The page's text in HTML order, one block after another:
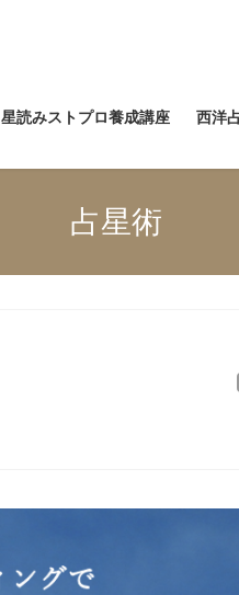
星読みストプロ養成講座 西洋
占星術